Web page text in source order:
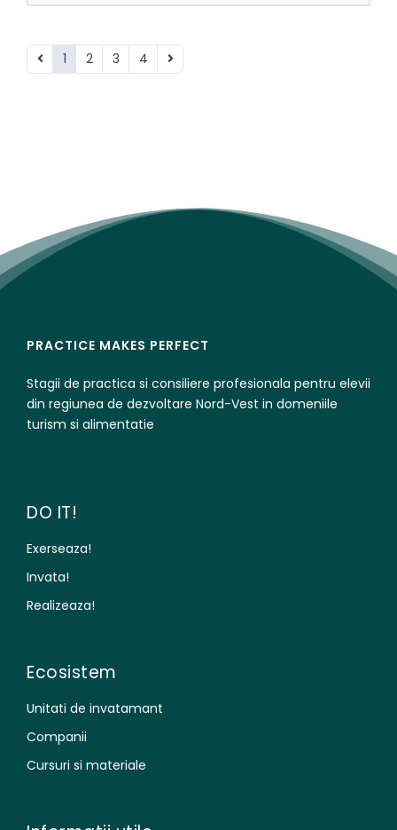
1 2 3 4
PRACTICE MAKES PERFECT
Stagii de practica si consiliere profesionala pentru elevii
din regiunea de dezvoltare Nord-Vest in domeniile
turism si alimentatie
DO IT!
Exerseaza!
Invata!
Realizeaza!
Ecosistem
Unitati de invatamant
Companii
Cursuri si materiale